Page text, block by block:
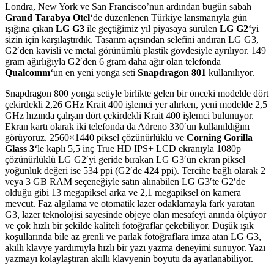
Londra, New York ve San Francisco’nun ardından bugün sabah
Grand Tarabya Otel‘de düzenlenen Türkiye lansmanıyla gün
ışığına çıkan LG G3 ile geçtiğimiz yıl piyasaya sürülen LG G2‘yi
sizin için karşılaştırdık. Tasarım açısından selefini andıran LG G3,
G2′den kavisli ve metal görünümlü plastik gövdesiyle ayrılıyor. 149
gram ağırlığıyla G2′den 6 gram daha ağır olan telefonda
Qualcomm‘un en yeni yonga seti Snapdragon 801 kullanılıyor.
Snapdragon 800 yonga setiyle birlikte gelen bir önceki modelde dört
çekirdekli 2,26 GHz Krait 400 işlemci yer alırken, yeni modelde 2,5
GHz hızında çalışan dört çekirdekli Krait 400 işlemci bulunuyor.
Ekran kartı olarak iki telefonda da Adreno 330′un kullanıldığını
görüyoruz. 2560×1440 piksel çözünürlüklü ve Corning Gorilla
Glass 3‘le kaplı 5,5 inç True HD IPS+ LCD ekranıyla 1080p
çözünürlüklü LG G2′yi geride bırakan LG G3′ün ekran piksel
yoğunluk değeri ise 534 ppi (G2′de 424 ppi). Tercihe bağlı olarak 2
veya 3 GB RAM seçeneğiyle satın alınabilen LG G3′te G2′de
olduğu gibi 13 megapiksel arka ve 2,1 megapiksel ön kamera
mevcut. Faz algılama ve otomatik lazer odaklamayla fark yaratan
G3, lazer teknolojisi sayesinde objeye olan mesafeyi anında ölçüyor
ve çok hızlı bir şekilde kaliteli fotoğraflar çekebiliyor. Düşük ışık
koşullarında bile az grenli ve parlak fotoğraflara imza atan LG G3,
akıllı klavye yardımıyla hızlı bir yazı yazma deneyimi sunuyor. Yazı
yazmayı kolaylaştıran akıllı klavyenin boyutu da ayarlanabiliyor.